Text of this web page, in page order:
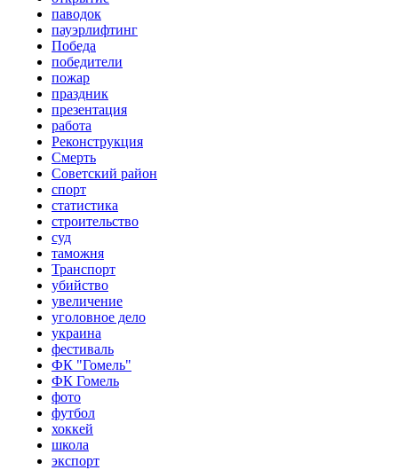
паводок
пауэрлифтинг
Победа
победители
пожар
праздник
презентация
работа
Реконструкция
Смерть
Советский район
спорт
статистика
строительство
суд
таможня
Транспорт
убийство
увеличение
уголовное дело
украина
фестиваль
ФК "Гомель"
ФК Гомель
фото
футбол
хоккей
школа
экспорт